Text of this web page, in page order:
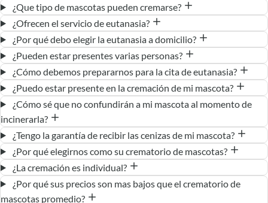
¿Que tipo de mascotas pueden cremarse?
¿Ofrecen el servicio de eutanasia?
¿Por qué debo elegir la eutanasia a domicilio?
¿Pueden estar presentes varias personas?
¿Cómo debemos prepararnos para la cita de eutanasia?
¿Puedo estar presente en la cremación de mi mascota?
¿Cómo sé que no confundirán a mi mascota al momento de
incinerarla?
¿Tengo la garantía de recibir las cenizas de mi mascota?
¿Por qué elegirnos como su crematorio de mascotas?
¿La cremación es individual?
¿Por qué sus precios son mas bajos que el crematorio de
mascotas promedio?